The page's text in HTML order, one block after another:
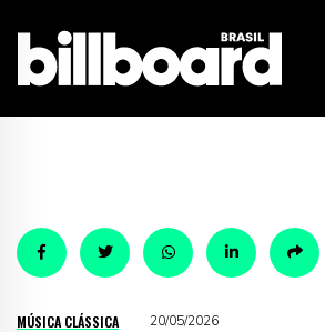
MÚSICA CLÁSSICA 20/05/2026